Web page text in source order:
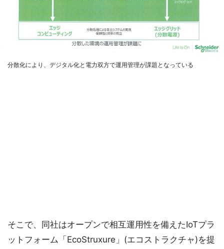
分散化により、デジタル化と電力双方で運用管理が課題となっている
そこで、同社はオープンで相互運用性を備えたIoTプラ
ットフォーム「EcoStruxure」(エコストラクチャ)を提